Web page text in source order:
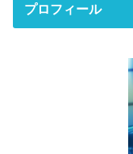
プロフィール